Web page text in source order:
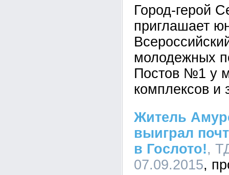
Город-герой
приглашает
молодежных
Постов №1 у
комплексов и
Житель
выиграл
в Гослото!,
07.09.2015